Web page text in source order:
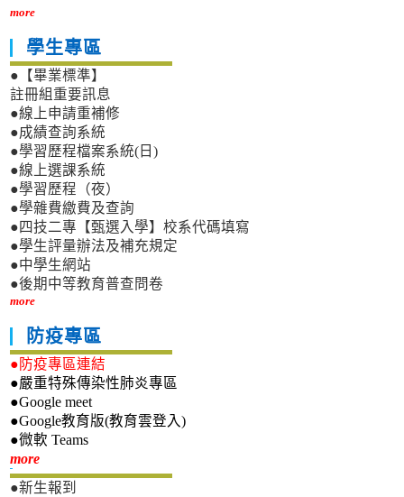
more
學生專區
●【畢業標準】
註冊組重要訊息
●線上申請重補修
●成績查詢系統
●學習歷程檔案系統(日)
●線上選課系統
●學習歷程（夜）
●學雜費繳費及查詢
●四技二專【甄選入學】校系代碼填寫
●學生評量辦法及補充規定
●中學生網站
●後期中等教育普查問卷
more
防疫專區
●防疫專區連結
●嚴重特殊傳染性肺炎專區
●Google meet
●Google教育版(教育雲登入)
●微軟 Teams
more新生專區
●新生報到